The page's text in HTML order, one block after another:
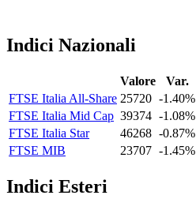
Indici Nazionali
Valore
Var.
FTSE Italia All-Share 25720 -1.40%
FTSE Italia Mid Cap 39374 -1.08%
FTSE Italia Star
46268 -0.87%
FTSE MIB
23707 -1.45%
Indici Esteri